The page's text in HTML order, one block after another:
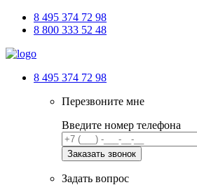
8 495 374 72 98
8 800 333 52 48
8 495 374 72 98
Перезвоните мне
Введите номер телефона
Задать вопрос